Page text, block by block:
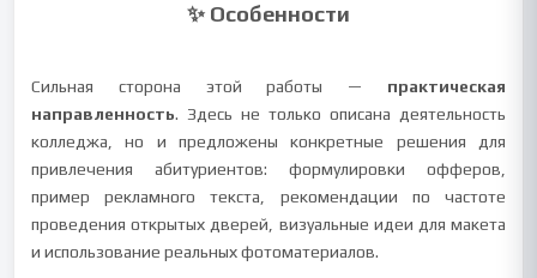
✨ Особенности
Сильная сторона этой работы — практическая
направленность. Здесь не только описана деятельность
колледжа, но и предложены конкретные решения для
привлечения абитуриентов: формулировки офферов,
пример рекламного текста, рекомендации по частоте
проведения открытых дверей, визуальные идеи для макета
и использование реальных фотоматериалов.